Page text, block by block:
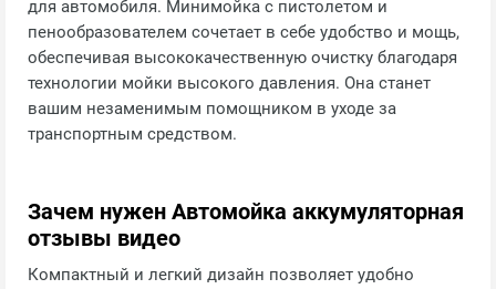
для автомобиля. Минимойка с пистолетом и
пенообразователем сочетает в себе удобство и мощь,
обеспечивая высококачественную очистку благодаря
технологии мойки высокого давления. Она станет
вашим незаменимым помощником в уходе за
транспортным средством.
Зачем нужен Автомойка аккумуляторная
отзывы видео
Компактный и легкий дизайн позволяет удобно